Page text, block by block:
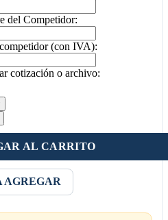
del Competidor:
(con IVA):
cotización o archivo:
AL CARRITO
AGREGAR